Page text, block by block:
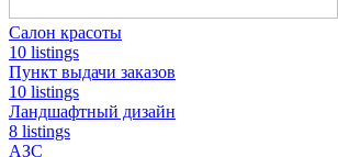
Салон красоты
10 listings
Пункт выдачи заказов
10 listings
Ландшафтный дизайн
8 listings
АЗС